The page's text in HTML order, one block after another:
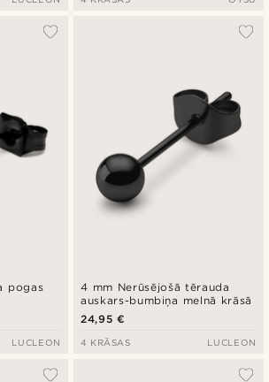
pogas
LUCLEON
4 mm Nerūsējošā tērauda
auskars-bumbiņa melnā krāsā
24,95 €
4 KRĀSAS LUCLEON